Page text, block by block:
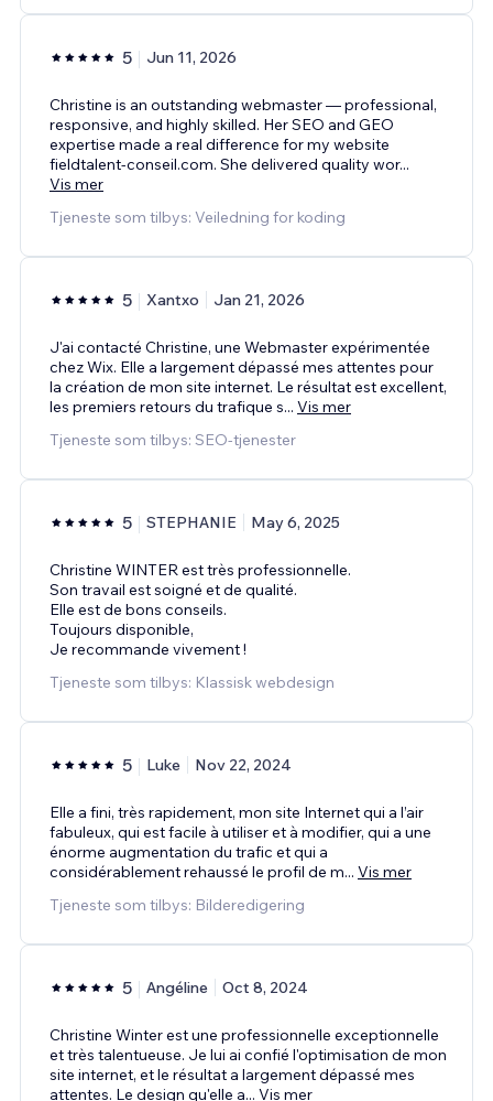
5 Jun 11, 2026
Christine is an outstanding webmaster — professional,
responsive, and highly skilled. Her SEO and GEO
expertise made a real difference for my website
fieldtalent-conseil.com. She delivered quality wor...
Vis mer
Tjeneste som tilbys: Veiledning for koding
5 Xantxo Jan 21, 2026
J'ai contacté Christine, une Webmaster expérimentée
chez Wix. Elle a largement dépassé mes attentes pour
la création de mon site internet. Le résultat est excellent,
les premiers retours du trafique s... Vis mer
Tjeneste som tilbys: SEO-tjenester
5 STEPHANIE May 6, 2025
Christine WINTER est très professionnelle.
Son travail est soigné et de qualité.
Elle est de bons conseils.
Toujours disponible,
Je recommande vivement !
Tjeneste som tilbys: Klassisk webdesign
5 Luke Nov 22, 2024
Elle a fini, très rapidement, mon site Internet qui a l’air
fabuleux, qui est facile à utiliser et à modifier, qui a une
énorme augmentation du trafic et qui a
considérablement rehaussé le profil de m... Vis mer
Tjeneste som tilbys: Bilderedigering
5 Angéline Oct 8, 2024
Christine Winter est une professionnelle exceptionnelle
et très talentueuse. Je lui ai confié l'optimisation de mon
site internet, et le résultat a largement dépassé mes
attentes. Le design qu'elle a... Vis mer